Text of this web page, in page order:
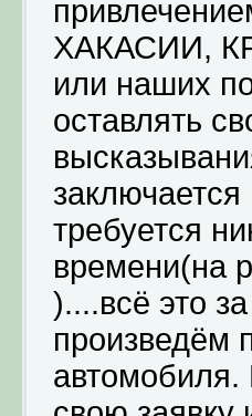
ХАКАСИИ,
или наших
оставлять
требуется
времени(на
)....всё это
произведём